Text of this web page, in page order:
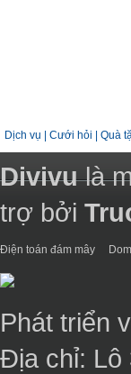
Dịch vụ Cưới hỏi Quà
Divivulà
trợ bởi
Điện toán đám mây
Phát triển
Địa chỉ: Lô